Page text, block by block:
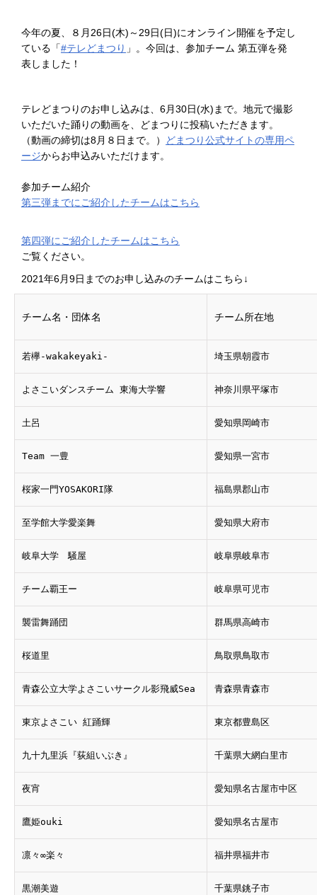
今年の夏、８月26日(木)～29日(日)にオンライン開催を予定し
ている「#テレどまつり 」。今回は、参加チーム 第五弾を発
表しました！
テレどまつりのお申し込みは、6月30日(水)まで。地元で撮影
いただいた踊りの動画を、どまつりに投稿いただきます。
（動画の締切は8月８日まで。）
どまつり公式サイトの専用ペ
ージからお申込みいただけます。
参加チーム紹介
第三弾までにご紹介したチームはこちら
第四弾にご紹介したチームはこちら
ご覧ください。
2021年6月9日までのお申し込みのチームはこちら↓
チーム名・団体名 チーム所在地
若欅-wakakeyaki- 埼玉県朝霞市
よさこいダンスチーム 東海大学響 神奈川県平塚市
土呂 愛知県岡崎市
Team 一豊 愛知県一宮市
桜家一門YOSAKORI隊 福島県郡山市
至学館大学愛楽舞 愛知県大府市
岐阜大学 騒屋 岐阜県岐阜市
チーム覇王ー 岐阜県可児市
襲雷舞踊団 群馬県高崎市
桜道里 鳥取県鳥取市
青森公立大学よさこいサークル影飛威Sea 青森県青森市
東京よさこい 紅踊輝 東京都豊島区
九十九里浜『荻組いぶき』 千葉県大網白里市
夜宵 愛知県名古屋市中区
鷹姫ouki 愛知県名古屋市
凛々∞楽々 福井県福井市
黒潮美遊 千葉県銚子市